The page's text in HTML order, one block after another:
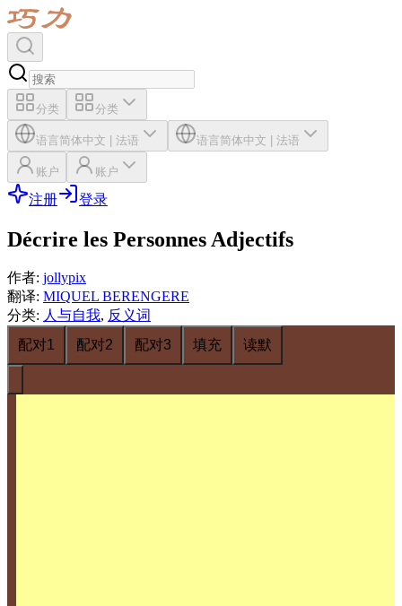
分类 分类
语言简体中文 | 法语 语言简体中文 | 法语
账户 账户
注册 登录
Décrire les Personnes Adjectifs
作者: jollypix
翻译: MIQUEL BERENGERE
分类: 人与自我, 反义词
配对1
配对2 配对3 填充 读默